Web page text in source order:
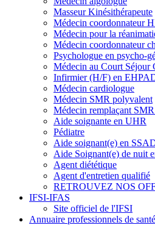
Masseur Kinésithérapeute
Médecin coordonnateur
Médecin pour la
Médecin coordonnateur
Psychologue en psycho-
Médecin au Court Séjour
Infirmier (H/F) en
Médecin cardiologue
Médecin SMR polyvalent
Médecin remplaçant
Aide soignante en UHR
Pédiatre
Aide soignant(e) en
Aide Soignant(e) de nuit
Agent diététique
Agent d'entretien qualifié
RETROUVEZ NOS
IFSI-IFAS
Site officiel de l'IFSI
Annuaire professionnels de